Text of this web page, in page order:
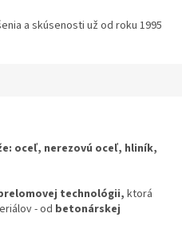
a skúsenosti už od roku 1995
oceľ, nerezovú oceľ, hliník,
technológii,ktorá
- od betonárskej